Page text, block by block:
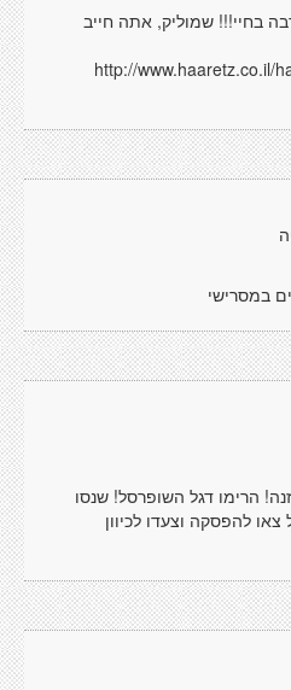
בחיי!!! שמוליק, אתה חייב
http://www.haaretz.co.il/
במסרישי
הרימו דגל השופרסל! שנסו
להפסקה וצעדו לכיוון